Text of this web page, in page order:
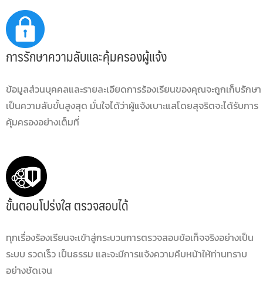
การรักษาความลับและคุ้มครองผู้แจ้ง
ข้อมูลส่วนบุคคลและรายละเอียดการร้องเรียนของคุณจะถูกเก็บรักษา
เป็นความลับขั้นสูงสุด มั่นใจได้ว่าผู้แจ้งเบาะแสโดยสุจริตจะได้รับการ
คุ้มครองอย่างเต็มที่
ขั้นตอนโปร่งใส ตรวจสอบได้
ทุกเรื่องร้องเรียนจะเข้าสู่กระบวนการตรวจสอบข้อเท็จจริงอย่างเป็น
ระบบ รวดเร็ว เป็นธรรม และจะมีการแจ้งความคืบหน้าให้ท่านทราบ
อย่างชัดเจน